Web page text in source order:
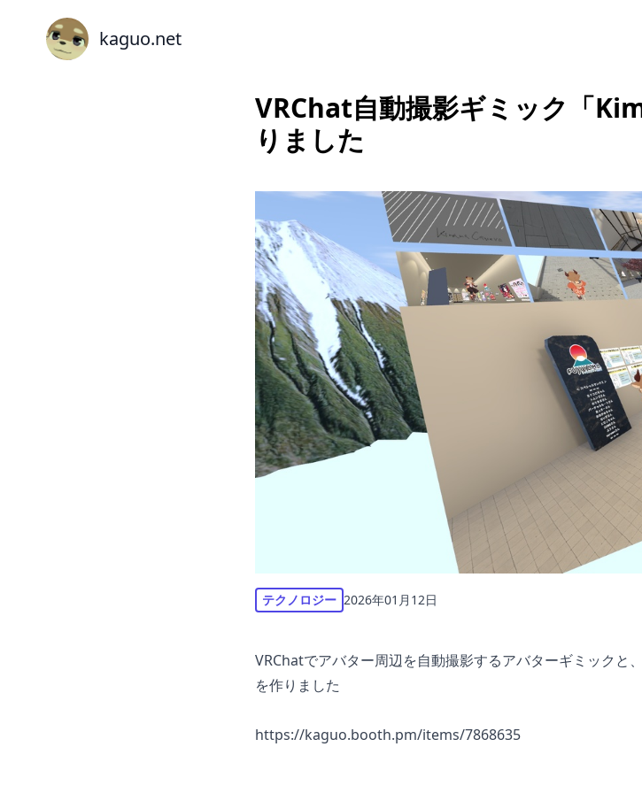
kaguo.net
VRChat自動撮影ギミック「
りました
テクノロジー 2026年01月12日
VRChatでアバター周辺を自動撮影するアバターギミックと
を作りました
https://kaguo.booth.pm/items/7868635